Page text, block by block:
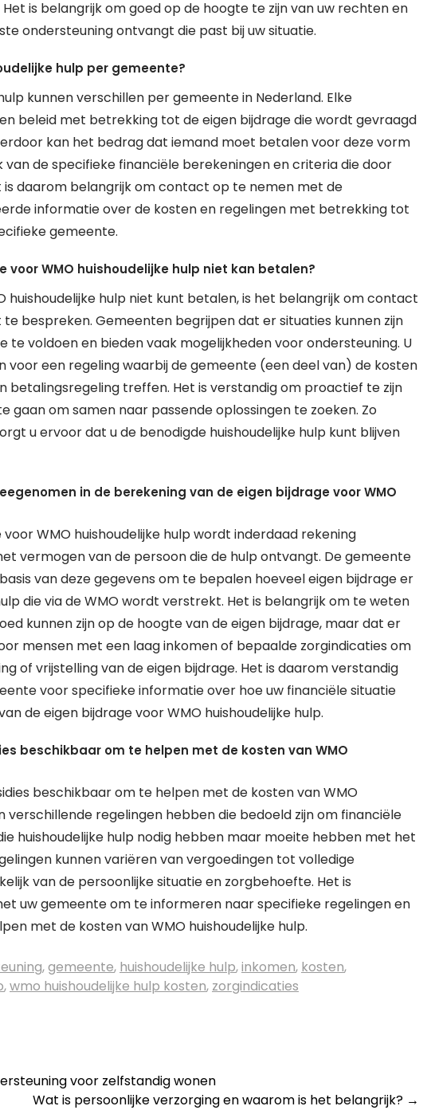
is belangrijk om goed op de hoogte te zijn van uw rechten en
ondersteuning ontvangt die past bij uw situatie.
hulp per gemeente?
kunnen verschillen per gemeente in Nederland. Elke
beleid met betrekking tot de eigen bijdrage die wordt gevraagd
kan het bedrag dat iemand moet betalen voor deze vorm
de specifieke financiële berekeningen en criteria die door
daarom belangrijk om contact op te nemen met de
informatie over de kosten en regelingen met betrekking tot
gemeente.
WMO huishoudelijke hulp niet kan betalen?
huishoudelijke hulp niet kunt betalen, is het belangrijk om contact
bespreken. Gemeenten begrijpen dat er situaties kunnen zijn
te voldoen en bieden vaak mogelijkheden voor ondersteuning. U
voor een regeling waarbij de gemeente (een deel van) de kosten
betalingsregeling treffen. Het is verstandig om proactief te zijn
gaan om samen naar passende oplossingen te zoeken. Zo
u ervoor dat u de benodigde huishoudelijke hulp kunt blijven
in de berekening van de eigen bijdrage voor WMO
WMO huishoudelijke hulp wordt inderdaad rekening
vermogen van de persoon die de hulp ontvangt. De gemeente
van deze gegevens om te bepalen hoeveel eigen bijdrage er
die via de WMO wordt verstrekt. Het is belangrijk om te weten
kunnen zijn op de hoogte van de eigen bijdrage, maar dat er
mensen met een laag inkomen of bepaalde zorgindicaties om
of vrijstelling van de eigen bijdrage. Het is daarom verstandig
voor specifieke informatie over hoe uw financiële situatie
de eigen bijdrage voor WMO huishoudelijke hulp.
beschikbaar om te helpen met de kosten van WMO
beschikbaar om te helpen met de kosten van WMO
verschillende regelingen hebben die bedoeld zijn om financiële
huishoudelijke hulp nodig hebben maar moeite hebben met het
kunnen variëren van vergoedingen tot volledige
van de persoonlijke situatie en zorgbehoefte. Het is
uw gemeente om te informeren naar specifieke regelingen en
met de kosten van WMO huishoudelijke hulp.
,gemeente, huishoudelijke hulp,inkomen, kosten,
,wmo huishoudelijke hulp kosten, zorgindicaties
voor zelfstandig wonen
Wat is persoonlijke verzorging en waarom is het belangrijk? →